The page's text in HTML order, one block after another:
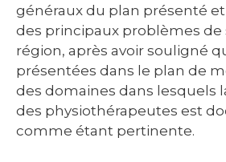
généraux du plan présenté
des principaux problèmes de
région, après avoir souligné
présentées dans le plan de
des domaines dans lesquels
des physiothérapeutes est
comme étant pertinente.